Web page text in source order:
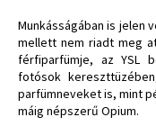
Munkásságában is jelen
mellett nem riadt meg
férfiparfümje, az YSL
fotósok
parfümneveket is, mint
máig népszerű Opium.